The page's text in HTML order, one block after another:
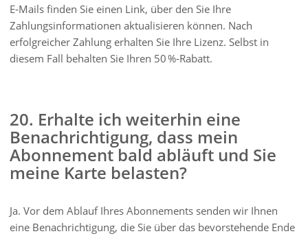
E‑Mails finden Sie einen Link, über den Sie Ihre
Zahlungsinformationen aktualisieren können. Nach
erfolgreicher Zahlung erhalten Sie Ihre Lizenz. Selbst in
diesem Fall behalten Sie Ihren 50 %‑Rabatt.
20. Erhalte ich weiterhin eine
Benachrichtigung, dass mein
Abonnement bald abläuft und Sie
meine Karte belasten?
Ja. Vor dem Ablauf Ihres Abonnements senden wir Ihnen
eine Benachrichtigung, die Sie über das bevorstehende Ende